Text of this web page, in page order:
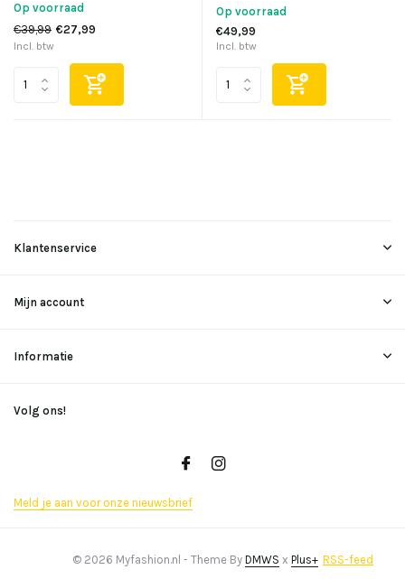
Op voorraad
€39,99 €27,99
Incl. btw
Op voorraad
€49,99
Incl. btw
Klantenservice
Mijn account
Informatie
Volg ons!
Meld je aan voor onze nieuwsbrief
© 2026 Myfashion.nl - Theme By DMWS x Plus+ RSS-feed